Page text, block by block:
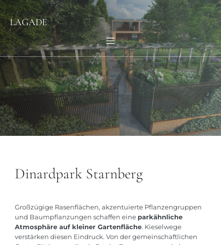
LAGADE
Dinardpark Starnberg
Großzügige Rasenflächen, akzentuierte Pflanzengruppen
und Baumpflanzungen schaffen eine parkähnliche
Atmosphäre auf kleiner Gartenfläche. Kieselwege
verstärken diesen Eindruck. Von der gemeinschaftlichen